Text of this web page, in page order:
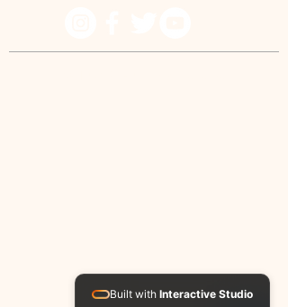
Built with Interactive Studio